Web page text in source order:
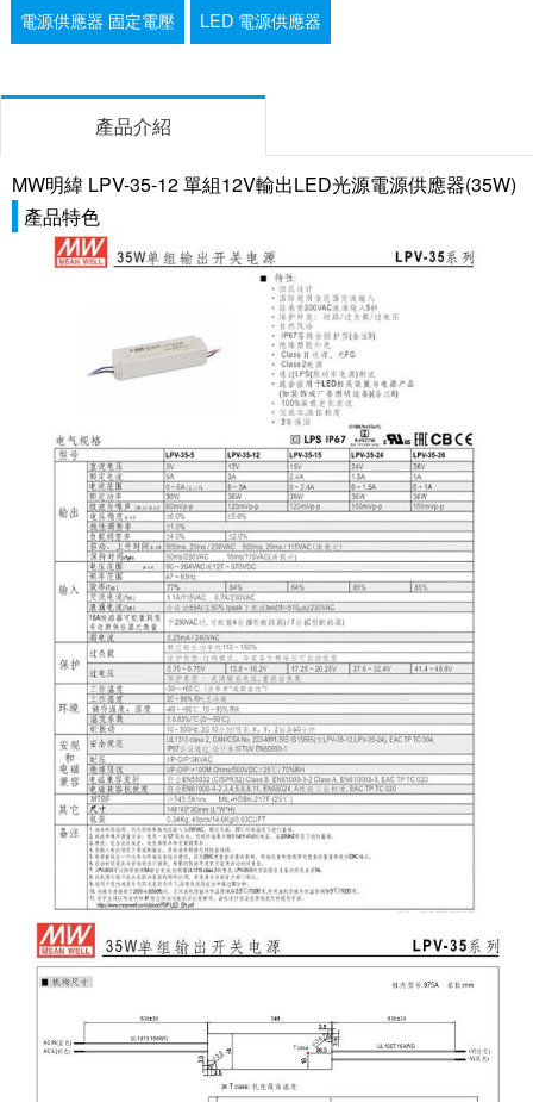
電源供應器 固定電壓 LED 電源供應器
產品介紹
MW明緯 LPV-35-12 單組12V輸出LED光源電源供應器(35W)
產品特色